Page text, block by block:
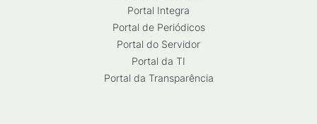
Portal Integra
Portal de Periódicos
Portal do Servidor
Portal da TI
Portal da Transparência